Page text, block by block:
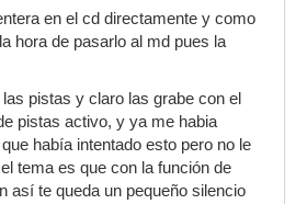
en el cd directamente y como
hora de pasarlo al md pues la
pistas y claro las grabe con el
pistas activo, y ya me habia
había intentado esto pero no le
tema es que con la función de
así te queda un pequeño silencio